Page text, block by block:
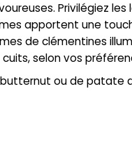
Privilégiez
apportent une
de clémentines
selon vos
ou de patate